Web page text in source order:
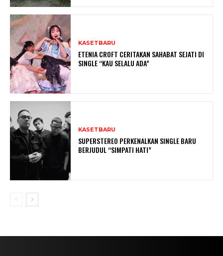
KASETBARU
ETENIA CROFT CERITAKAN SAHABAT SEJATI DI
SINGLE “KAU SELALU ADA”
KASETBARU
SUPERSTEREO PERKENALKAN SINGLE BARU
BERJUDUL “SIMPATI HATI”